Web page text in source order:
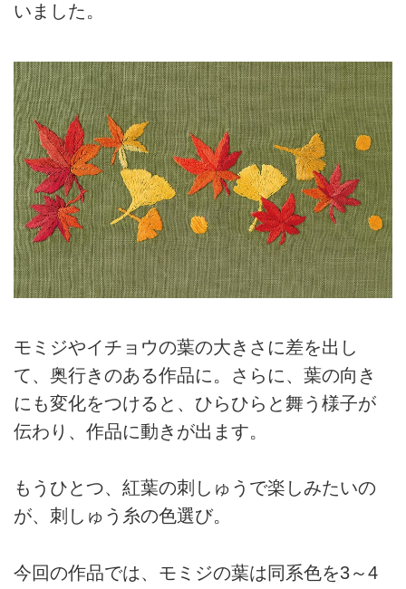
いました。
モミジやイチョウの葉の大きさに差を出し
て、奥行きのある作品に。さらに、葉の向き
にも変化をつけると、ひらひらと舞う様子が
伝わり、作品に動きが出ます。
もうひとつ、紅葉の刺しゅうで楽しみたいの
が、刺しゅう糸の色選び。
今回の作品では、モミジの葉は同系色を3～4